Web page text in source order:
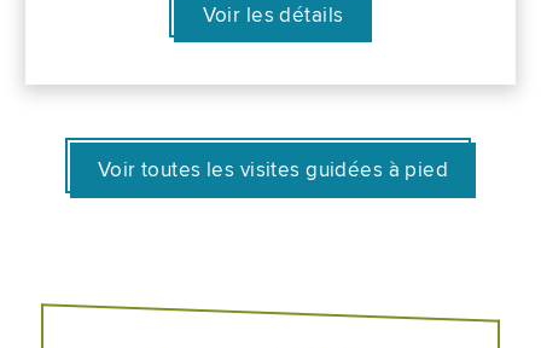
Voir les détails
Voir toutes les visites guidées à pied